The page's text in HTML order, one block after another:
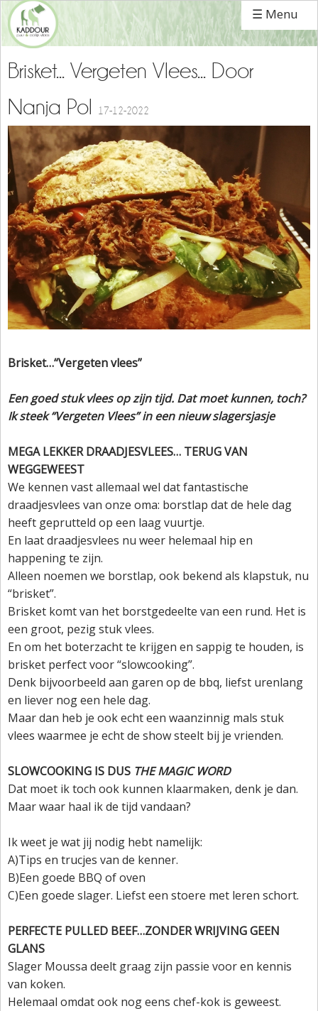
☰ Menu
Brisket... Vergeten Vlees... Door
Nanja Pol
17-12-2022
Brisket…“Vergeten vlees”
Een goed stuk vlees op zijn tijd. Dat moet kunnen, toch?
Ik steek “Vergeten Vlees” in een nieuw slagersjasje
MEGA LEKKER DRAADJESVLEES… TERUG VAN
WEGGEWEEST
We kennen vast allemaal wel dat fantastische
draadjesvlees van onze oma: borstlap dat de hele dag
heeft geprutteld op een laag vuurtje.
En laat draadjesvlees nu weer helemaal hip en
happening te zijn.
Alleen noemen we borstlap, ook bekend als klapstuk, nu
“brisket”.
Brisket komt van het borstgedeelte van een rund. Het is
een groot, pezig stuk vlees.
En om het boterzacht te krijgen en sappig te houden, is
brisket perfect voor “slowcooking”.
Denk bijvoorbeeld aan garen op de bbq, liefst urenlang
en liever nog een hele dag.
Maar dan heb je ook echt een waanzinnig mals stuk
vlees waarmee je echt de show steelt bij je vrienden.
SLOWCOOKING IS DUS THE MAGIC WORD
Dat moet ik toch ook kunnen klaarmaken, denk je dan.
Maar waar haal ik de tijd vandaan?
Ik weet je wat jij nodig hebt namelijk:
A)Tips en trucjes van de kenner.
B)Een goede BBQ of oven
C)Een goede slager. Liefst een stoere met leren schort.
PERFECTE PULLED BEEF…ZONDER WRIJVING GEEN
GLANS
Slager Moussa deelt graag zijn passie voor en kennis
van koken.
Helemaal omdat ook nog eens chef-kok is geweest.